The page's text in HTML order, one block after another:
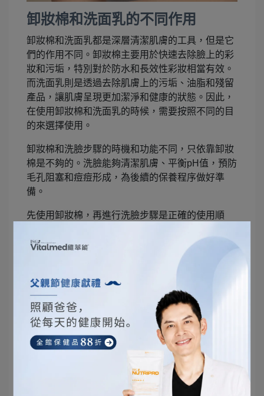
卸妝棉和洗面乳的不同作用
卸妝棉和洗面乳都是深層清潔肌膚的工具，但是它
們的作用不同。卸妝棉主要用於快速去除臉上的彩
妝和污垢，特別對於防水和長效性彩妝相當有效。
而洗面乳則是透過去除肌膚上的污垢、油脂和殘留
產品，讓肌膚呈現更加潔淨和健康的狀態。因此，
在使用卸妝棉和洗面乳的時候，需要按照不同的目
的來選擇使用。
卸妝棉和洗臉步驟的時機和功能不同，只依靠卸妝
棉是不夠的。洗臉能夠清潔肌膚、平衡pH值，預防
毛孔阻塞和痘痘形成，為後續的保養程序做好準
備。
先使用卸妝棉，再進行洗臉步驟是正確的使用順
充分清潔肌膚。卸妝棉應在彩妝移除前使用，幫助
接下來，用適合自己膚質的洗面乳，用溫水徹底清
洗乾淨。這樣可以去除油脂和污垢，刺激肌膚代
謝，讓肌膚更加清潔和健康。
因此，先用卸妝棉去除彩妝，再進行洗臉步驟徹底
清潔肌膚是最佳步驟。這樣的步驟可以確保你的肌
膚保持清潔和健康，同時也為後續的保養步驟做好